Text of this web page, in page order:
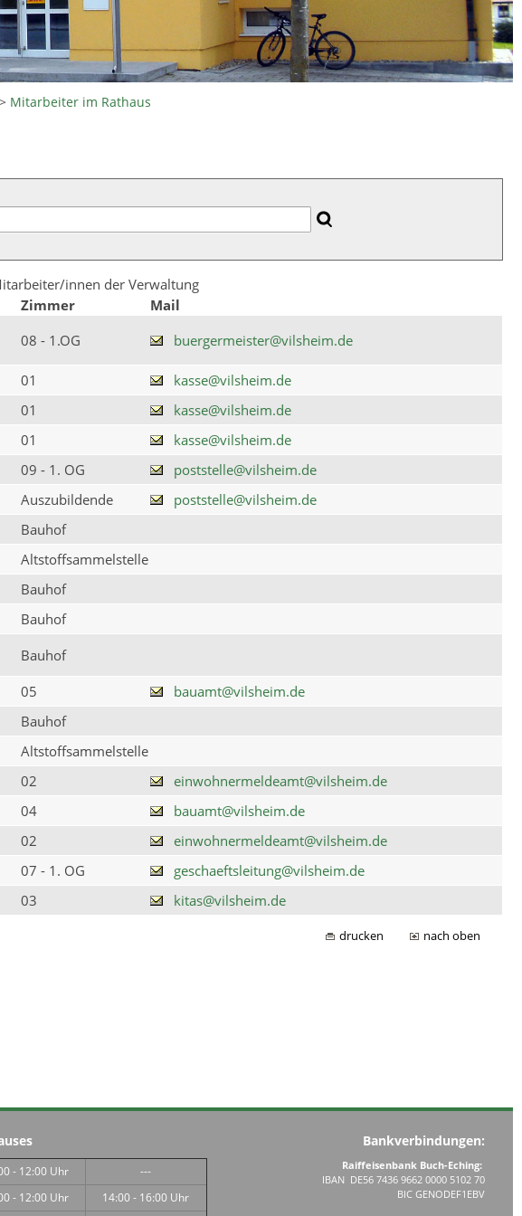
> Mitarbeiter im Rathaus
innen der Verwaltung
Zimmer
Mail
08 - 1.OG buergermeister@vilsheim.de
01
kasse@vilsheim.de
01
kasse@vilsheim.de
01
kasse@vilsheim.de
09 - 1. OG
poststelle@vilsheim.de
Auszubildende
poststelle@vilsheim.de
Bauhof
Altstoffsammelstelle
Bauhof
Bauhof
Bauhof
05
bauamt@vilsheim.de
Bauhof
Altstoffsammelstelle
02
einwohnermeldeamt@vilsheim.de
04
bauamt@vilsheim.de
02
einwohnermeldeamt@vilsheim.de
07 - 1. OG
geschaeftsleitung@vilsheim.de
03 kitas@vilsheim.de
drucken nach oben
- 12:00 Uhr
---
- 12:00 Uhr
14:00 - 16:00 Uhr
Bankverbindungen:
Raiffeisenbank Buch-Eching:
IBAN DE56 7436 9662 0000 5102 70
BIC GENODEF1EBV